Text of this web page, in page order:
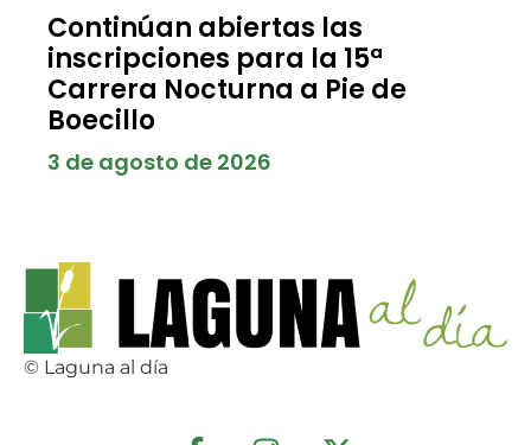
Continúan abiertas las
inscripciones para la 15ª
Carrera Nocturna a Pie de
Boecillo
3 de agosto de 2026
© Laguna al día